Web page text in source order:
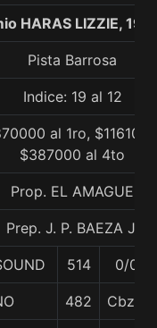
HARAS LIZZIE,
Pista Barrosa
Indice: 19 al 12
al 1ro,
$387000 al 4to
Prop. EL AMAGUE
Prep. J. P. BAEZA J.
514 0/0
482 Cbza.